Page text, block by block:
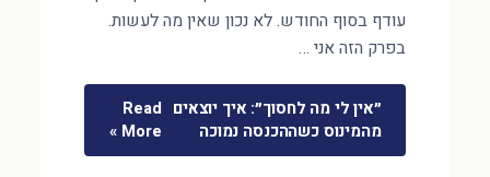
עודף בסוף החודש. לא נכון שאין מה לעשות.
בפרק הזה אני …
״אין לי מה לחסוך״: איך יוצאים
מהמינוס כשההכנסה נמוכה
Read
More »